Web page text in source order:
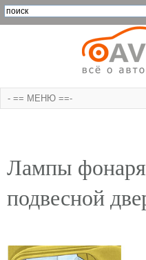
Лампы
подвесной